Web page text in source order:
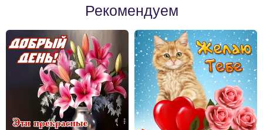
Рекомендуем